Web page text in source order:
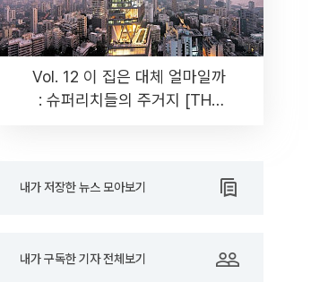
Vol. 12 이 집은 대체 얼마일까
: 슈퍼리치들의 주거지 [THE
내가 저장한 뉴스 모아보기
내가 구독한 기자 전체보기